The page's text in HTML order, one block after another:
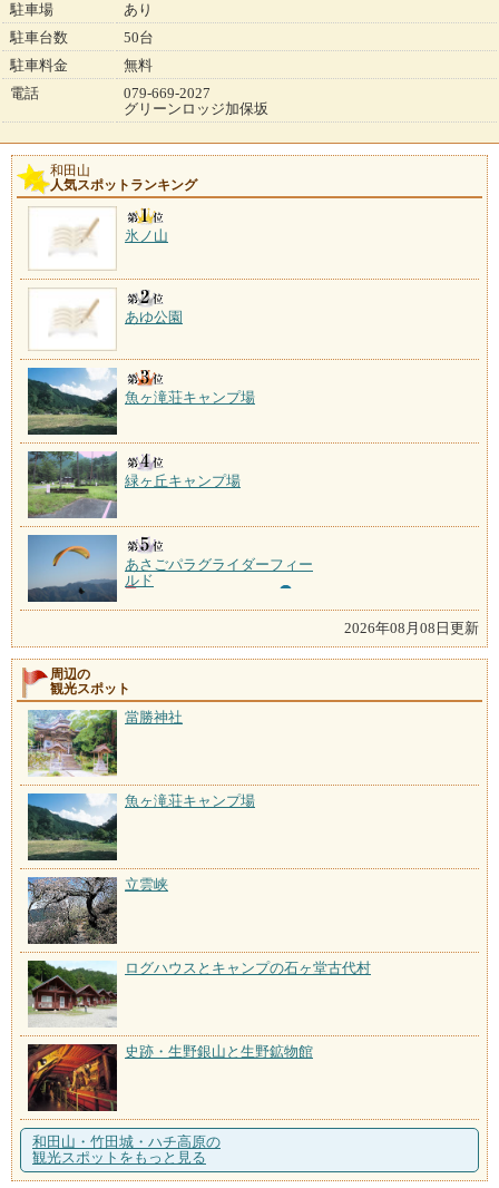
駐車場
あり
駐車台数
50台
駐車料金
無料
電話
079-669-2027
グリーンロッジ加保坂
和田山
人気スポットランキング
氷ノ山
あゆ公園
魚ヶ滝荘キャンプ場
緑ヶ丘キャンプ場
あさごパラグライダーフィー
ルド
2026年08月08日更新
周辺の
観光スポット
當勝神社
魚ヶ滝荘キャンプ場
立雲峡
ログハウスとキャンプの石ヶ堂古代村
史跡・生野銀山と生野鉱物館
和田山・竹田城・ハチ高原の
観光スポットをもっと見る